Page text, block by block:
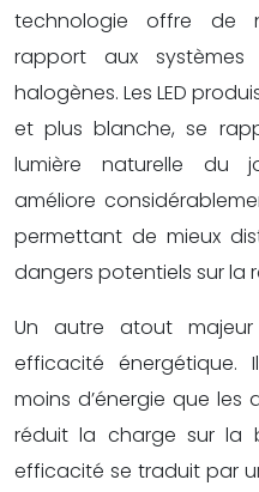
technologie offre de
rapport aux
halogènes. Les LED
et plus blanche, se
lumière naturelle du
améliore
permettant de mieux
dangers potentiels sur la
Un autre atout
efficacité énergétique.
moins d’énergie que les
réduit la charge sur la
efficacité se traduit par